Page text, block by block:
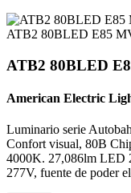
ATB2 80BLED E85
ATB2 80BLED
American Electric
Luminario serie
Confort visual, 80B
4000K. 27,086lm LED
277V, fuente de poder